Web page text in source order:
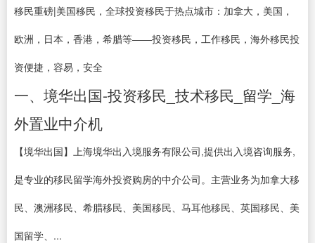
移民重磅|美国移民，全球投资移民于热点城市：加拿大，美国，
欧洲，日本，香港，希腊等——投资移民，工作移民，海外移民投
资便捷，容易，安全
一、境华出国-投资移民_技术移民_留学_海
外置业中介机
【境华出国】上海境华出入境服务有限公司,提供出入境咨询服务,
是专业的移民留学海外投资购房的中介公司。主营业务为加拿大移
民、澳洲移民、希腊移民、美国移民、马耳他移民、英国移民、美
国留学、...